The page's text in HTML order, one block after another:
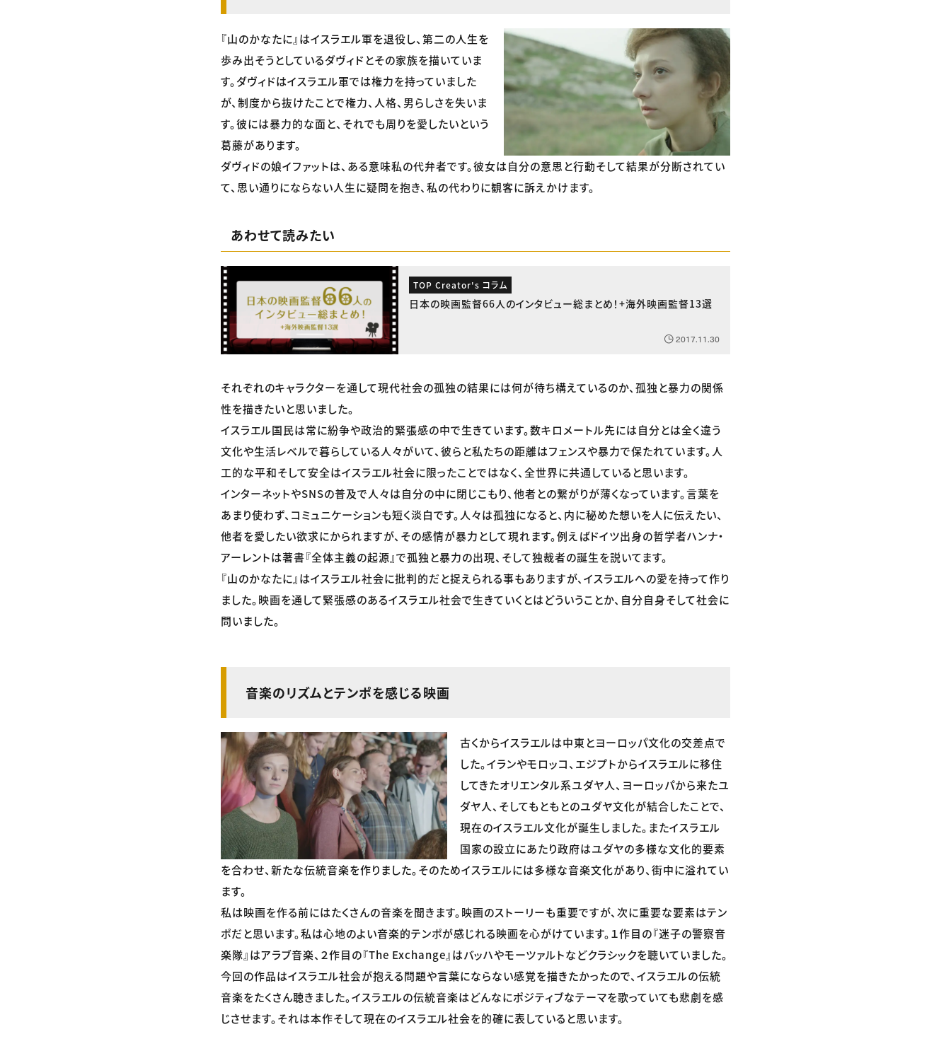
『山のかなたに』はイスラエル軍を退役し、第二の人生を
歩み出そうとしているダヴィドとその家族を描いていま
す。ダヴィドはイスラエル軍では権力を持っていました
が、制度から抜けたことで権力、人格、男らしさを失いま
す。彼には暴力的な面と、それでも周りを愛したいという
葛藤があります。
ダヴィドの娘イファットは、ある意味私の代弁者です。彼女は自分の意思と行動そして結果が分断されてい
て、思い通りにならない人生に疑問を抱き、私の代わりに観客に訴えかけます。
あわせて読みたい
TOP Creator's コラム
日本の映画監督66人のインタビュー総まとめ！+海外映画監督13選
2017.11.30
それぞれのキャラクターを通して現代社会の孤独の結果には何が待ち構えているのか、孤独と暴力の関係
性を描きたいと思いました。
イスラエル国民は常に紛争や政治的緊張感の中で生きています。数キロメートル先には自分とは全く違う
文化や生活レベルで暮らしている人々がいて、彼らと私たちの距離はフェンスや暴力で保たれています。人
工的な平和そして安全はイスラエル社会に限ったことではなく、全世界に共通していると思います。
インターネットやSNSの普及で人々は自分の中に閉じこもり、他者との繋がりが薄くなっています。言葉を
あまり使わず、コミュニケーションも短く淡白です。人々は孤独になると、内に秘めた想いを人に伝えたい、
他者を愛したい欲求にかられますが、その感情が暴力として現れます。例えばドイツ出身の哲学者ハンナ・
アーレントは著書『全体主義の起源』で孤独と暴力の出現、そして独裁者の誕生を説いてます。
『山のかなたに』はイスラエル社会に批判的だと捉えられる事もありますが、イスラエルへの愛を持って作り
ました。映画を通して緊張感のあるイスラエル社会で生きていくとはどういうことか、自分自身そして社会に
問いました。
音楽のリズムとテンポを感じる映画
古くからイスラエルは中東とヨーロッパ文化の交差点で
した。イランやモロッコ、エジプトからイスラエルに移住
してきたオリエンタル系ユダヤ人、ヨーロッパから来たユ
ダヤ人、そしてもともとのユダヤ文化が結合したことで、
現在のイスラエル文化が誕生しました。またイスラエル
国家の設立にあたり政府はユダヤの多様な文化的要素
を合わせ、新たな伝統音楽を作りました。そのためイスラエルには多様な音楽文化があり、街中に溢れてい
ます。
私は映画を作る前にはたくさんの音楽を聞きます。映画のストーリーも重要ですが、次に重要な要素はテン
ポだと思います。私は心地のよい音楽的テンポが感じれる映画を心がけています。１作目の『迷子の警察音
楽隊』はアラブ音楽、２作目の『The Exchange』はバッハやモーツァルトなどクラシックを聴いていました。
今回の作品はイスラエル社会が抱える問題や言葉にならない感覚を描きたかったので、イスラエルの伝統
音楽をたくさん聴きました。イスラエルの伝統音楽はどんなにポジティブなテーマを歌っていても悲劇を感
じさせます。それは本作そして現在のイスラエル社会を的確に表していると思います。